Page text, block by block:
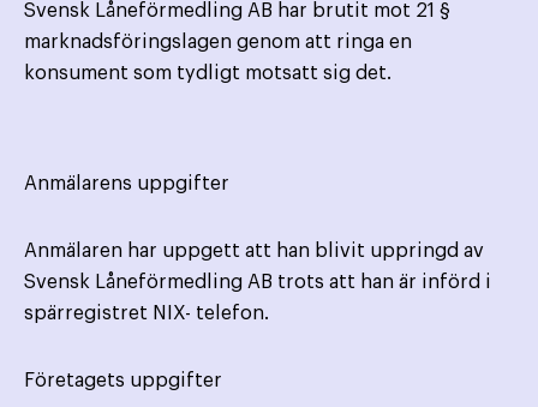
Svensk Låneförmedling AB har brutit mot 21 §
marknadsföringslagen genom att ringa en
konsument som tydligt motsatt sig det.
Anmälarens uppgifter
Anmälaren har uppgett att han blivit uppringd av
Svensk Låneförmedling AB trots att han är införd i
spärregistret NIX- telefon.
Företagets uppgifter